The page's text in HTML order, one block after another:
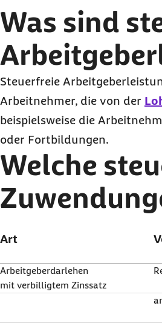
Was sind
Steuerfreie
Arbeitnehmer, die von der
beispielsweise die
oder Fortbildungen.
Welche
Art
Arbeitgeberdarlehen
mit verbilligtem Zinssatz